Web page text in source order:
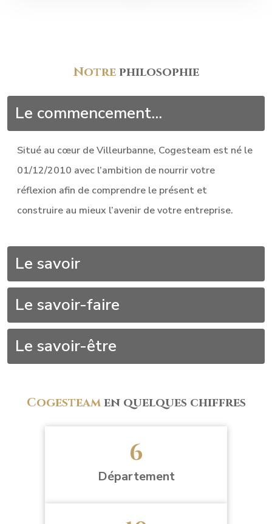
Notrephilosophie
Le commencement...
Situé au cœur de Villeurbanne, Cogesteam est né le
01/12/2010 avec l’ambition de nourrir votre
réflexion afin de comprendre le présent et
construire au mieux l’avenir de votre entreprise.
Le savoir
Le savoir-faire
Le savoir-être
Cogesteamen quelques chiffres
6
Département